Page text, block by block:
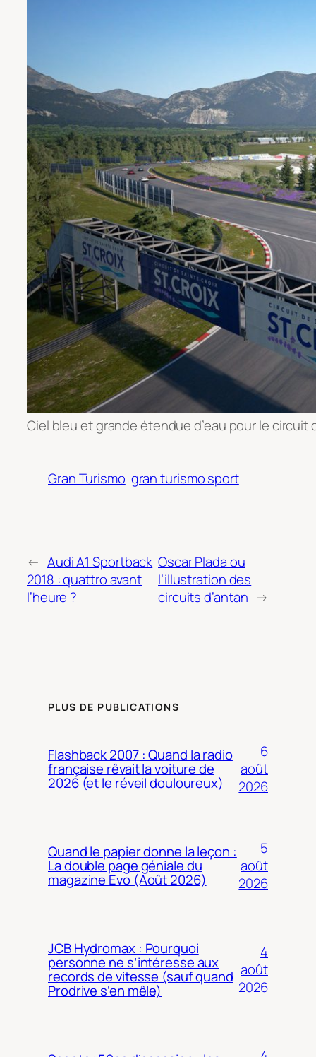
Ciel bleu et grande étendue d’eau pour le circuit
Gran Turismo gran turismo sport
← Audi A1 Sportback
2018 : quattro avant
l’heure ?
Oscar Plada ou
l’illustration des
circuits d’antan →
PLUS DE PUBLICATIONS
Flashback 2007 : Quand la radio
française rêvait la voiture de
2026 (et le réveil douloureux)
6
août
2026
Quand le papier donne la leçon :
La double page géniale du
magazine Evo (Août 2026)
5
août
2026
JCB Hydromax : Pourquoi
personne ne s’intéresse aux
records de vitesse (sauf quand
Prodrive s’en mêle)
4
août
2026